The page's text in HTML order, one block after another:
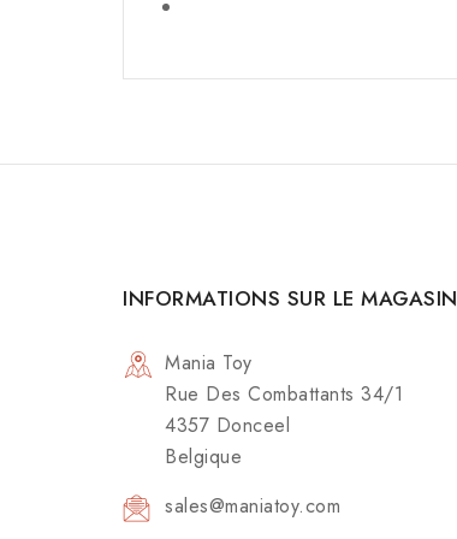
INFORMATIONS SUR LE MAGASIN
Mania Toy
Rue Des Combattants 34/1
4357 Donceel
Belgique
sales@maniatoy.com